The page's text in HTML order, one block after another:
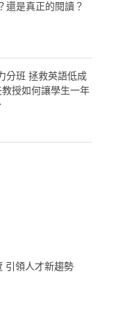
還是真正的閱讀？
分班 拯救英語低成
授如何讓學生一年
引領人才新趨勢